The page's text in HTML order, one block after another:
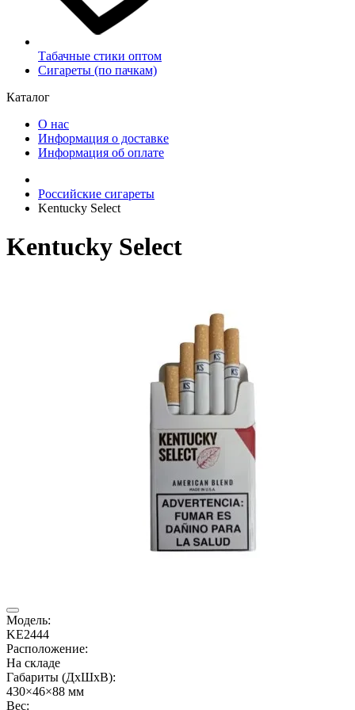
Табачные стики оптом
Сигареты (по пачкам)
Каталог
О нас
Информация о доставке
Информация об оплате
Российские сигареты
Kentucky Select
Kentucky Select
Модель:
KE2444
Расположение:
На складе
Габариты (ДхШхВ):
430×46×88 мм
Вес: